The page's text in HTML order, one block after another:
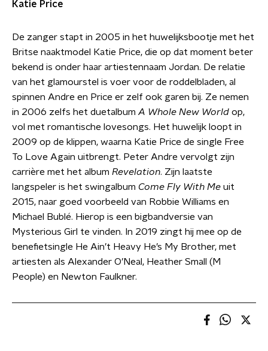
Katie Price
De zanger stapt in 2005 in het huwelijksbootje met het
Britse naaktmodel Katie Price, die op dat moment beter
bekend is onder haar artiestennaam Jordan. De relatie
van het glamourstel is voer voor de roddelbladen, al
spinnen Andre en Price er zelf ook garen bij. Ze nemen
in 2006 zelfs het duetalbum A Whole New World op,
vol met romantische lovesongs. Het huwelijk loopt in
2009 op de klippen, waarna Katie Price de single Free
To Love Again uitbrengt. Peter Andre vervolgt zijn
carrière met het album Revelation. Zijn laatste
langspeler is het swingalbum Come Fly With Me uit
2015, naar goed voorbeeld van Robbie Williams en
Michael Bublé. Hierop is een bigbandversie van
Mysterious Girl te vinden. In 2019 zingt hij mee op de
benefietsingle He Ain’t Heavy He’s My Brother, met
artiesten als Alexander O’Neal, Heather Small (M
People) en Newton Faulkner.